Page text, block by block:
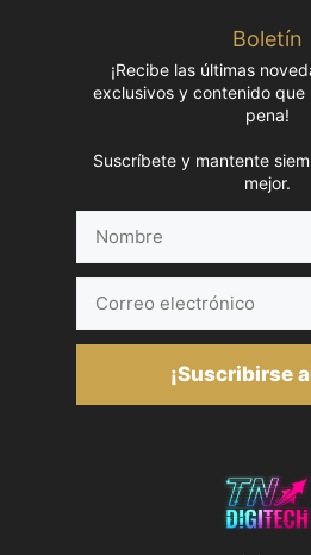
Boletín
¡Recibe las últimas
exclusivos y contenido que
pena!
Suscríbete y mantente
mejor.
electrónico
¡Suscribirse